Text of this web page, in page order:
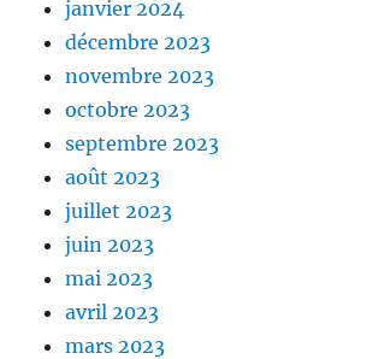
janvier 2024
décembre 2023
novembre 2023
octobre 2023
septembre 2023
août 2023
juillet 2023
juin 2023
mai 2023
avril 2023
mars 2023